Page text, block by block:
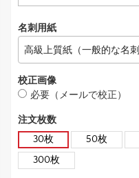
名刺用紙
校正画像
必要（メールで校正）
注文枚数
30枚
50枚
300枚